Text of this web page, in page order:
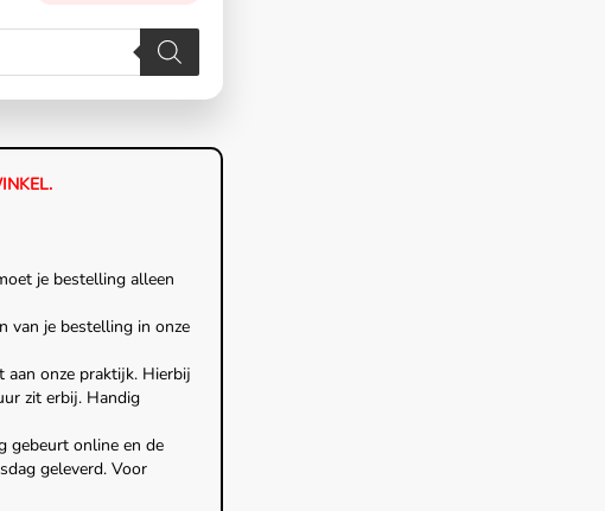
je bestelling alleen
van je bestelling in onze
aan onze praktijk. Hierbij
zit erbij. Handig
gebeurt online en de
geleverd. Voor